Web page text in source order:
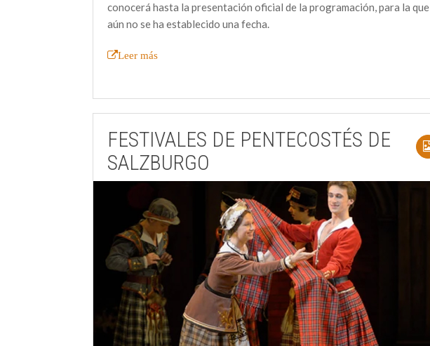
conocerá hasta la presentación oficial de la programación, para la que
aún no se ha establecido una fecha.
Leer más
FESTIVALES DE PENTECOSTÉS DE
SALZBURGO